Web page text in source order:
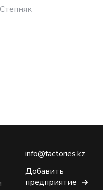
Степняк
info@factories.kz
Добавить
предприятие